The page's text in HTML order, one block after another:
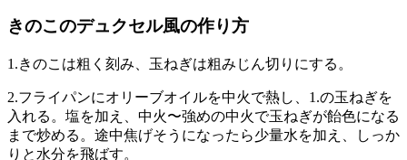
きのこのデュクセル風の作り方
1.きのこは粗く刻み、玉ねぎは粗みじん切りにする。
2.フライパンにオリーブオイルを中火で熱し、1.の玉ねぎを
入れる。塩を加え、中火〜強めの中火で玉ねぎが飴色になる
まで炒める。途中焦げそうになったら少量水を加え、しっか
りと水分を飛ばす。